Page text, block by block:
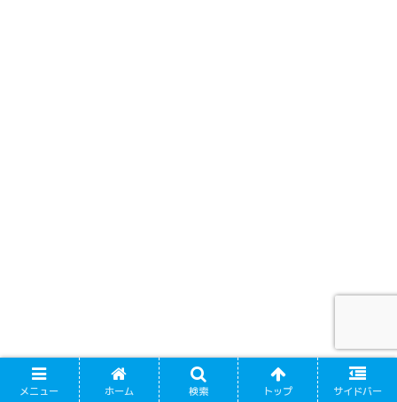
メニュー ホーム 検索 トップ サイドバー